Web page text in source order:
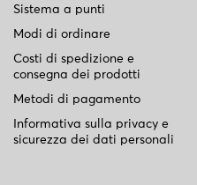
Sistema a punti
Modi di ordinare
Costi di spedizione e
consegna dei prodotti
Metodi di pagamento
Informativa sulla privacy e
sicurezza dei dati personali